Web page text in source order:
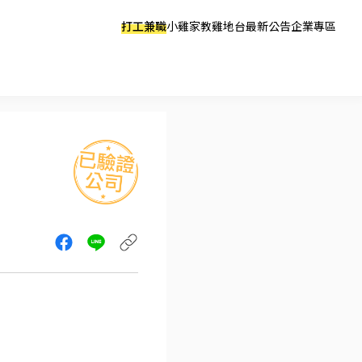
打工兼職小雞家教雞地台最新公告企業專區